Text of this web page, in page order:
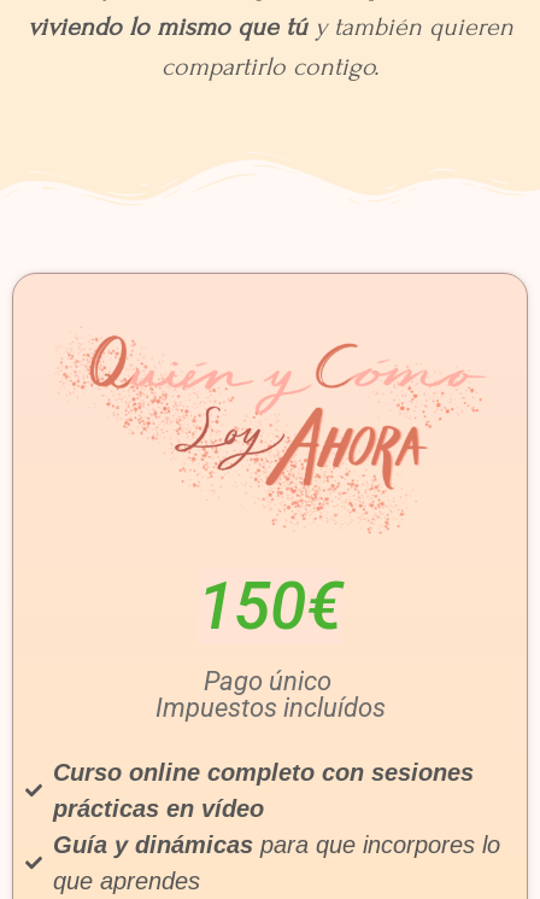
viviendo lo mismo que túy también quieren
compartirlo contigo.
150€
Pago único
Impuestos incluídos
Curso online completo con sesiones
prácticas en vídeo
Guía y dinámicaspara que incorpores lo
que aprendes